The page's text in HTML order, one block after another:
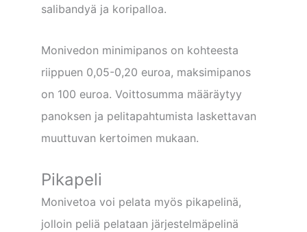
salibandyä ja koripalloa.
Monivedon minimipanos on kohteesta
riippuen 0,05-0,20 euroa, maksimipanos
on 100 euroa. Voittosumma määräytyy
panoksen ja pelitapahtumista laskettavan
muuttuvan kertoimen mukaan.
Pikapeli
Monivetoa voi pelata myös pikapelinä,
jolloin peliä pelataan järjestelmäpelinä